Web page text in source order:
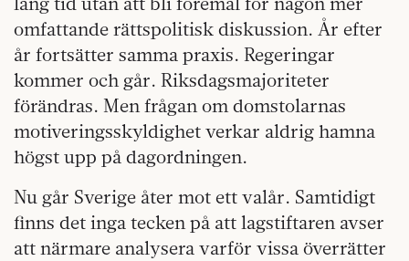
omfattande rättspolitisk diskussion. År efter
år fortsätter samma praxis. Regeringar
kommer och går. Riksdagsmajoriteter
förändras. Men frågan om domstolarnas
motiveringsskyldighet verkar aldrig hamna
högst upp på dagordningen.
Nu går Sverige åter mot ett valår. Samtidigt
finns det inga tecken på att lagstiftaren avser
att närmare analysera varför vissa överrätter